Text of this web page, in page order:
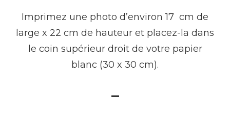
Imprimez une photo d’environ 17 cm de
large x 22 cm de hauteur et placez-la dans
le coin supérieur droit de votre papier
blanc (30 x 30 cm).
–